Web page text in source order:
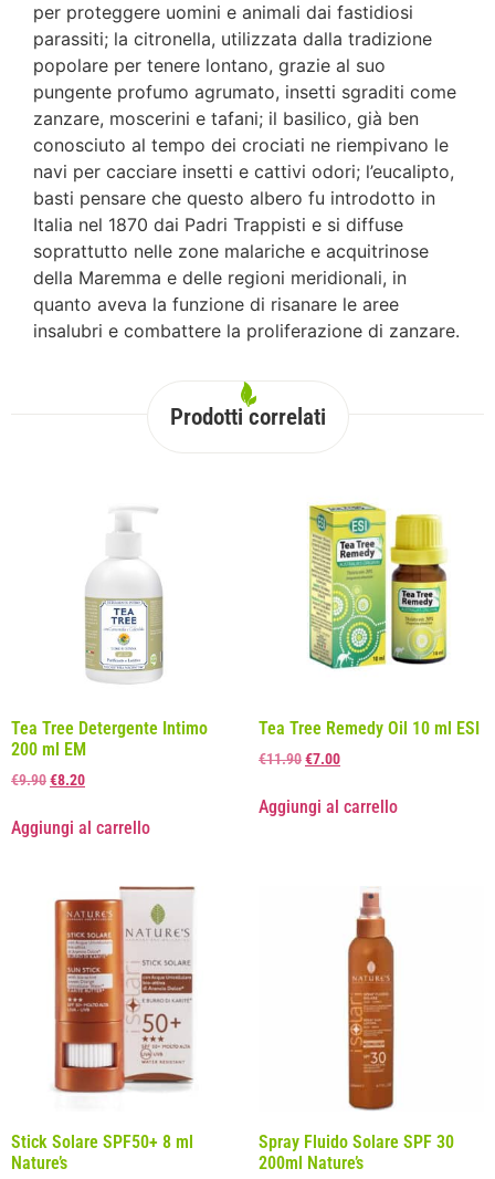
per proteggere uomini e animali dai fastidiosi
parassiti; la citronella, utilizzata dalla tradizione
popolare per tenere lontano, grazie al suo
pungente profumo agrumato, insetti sgraditi come
zanzare, moscerini e tafani; il basilico, già ben
conosciuto al tempo dei crociati ne riempivano le
navi per cacciare insetti e cattivi odori; l’eucalipto,
basti pensare che questo albero fu introdotto in
Italia nel 1870 dai Padri Trappisti e si diffuse
soprattutto nelle zone malariche e acquitrinose
della Maremma e delle regioni meridionali, in
quanto aveva la funzione di risanare le aree
insalubri e combattere la proliferazione di zanzare.
Prodotti correlati
Tea Tree Detergente Intimo
200 ml EM
€9.90€8.20
Aggiungi al carrello
Tea Tree Remedy Oil 10 ml ESI
€11.90€7.00
Aggiungi al carrello
Stick Solare SPF50+ 8 ml
Nature’s
Spray Fluido Solare SPF 30
200ml Nature’s